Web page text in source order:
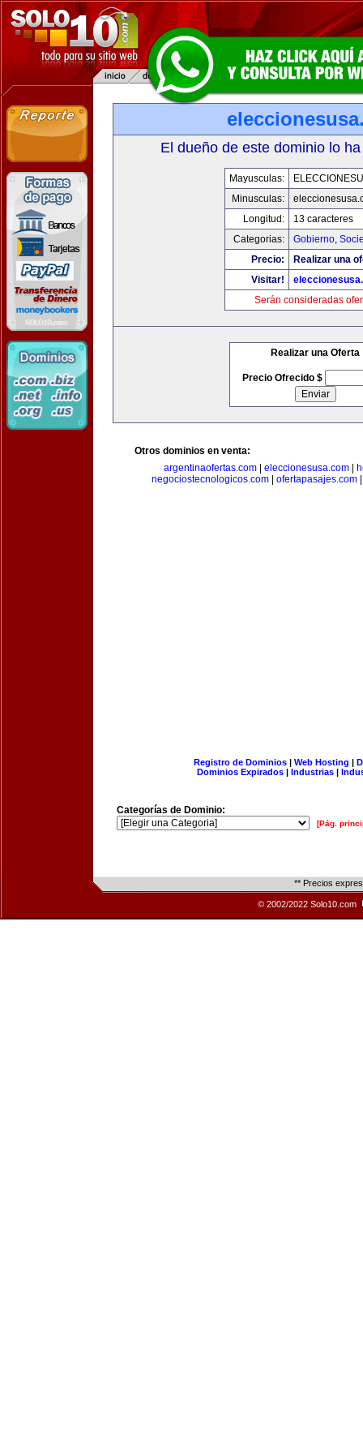
El dueño de este dominio lo
Mayusculas:
Minusculas:
Longitud:
13 caracteres
Categorias:
Gobierno,
Precio:
Realizar una
Visitar!
Serán consideradas
Realizar una Oferta
Precio Ofrecido $
Otros dominios en venta:
argentinaofertas.com| eleccionesusa.com|
negociostecnologicos.com
ofertapasajes.com
Registro de Dominios| Web Hosting |
Dominios Expirados | Industrias |
Categorías de Dominio:
[Pág.
** Precios
© 2002/2022 Solo10.com